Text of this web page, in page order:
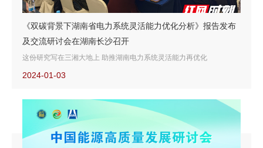
《双碳背景下湖南省电力系统灵活能力优化分析》报告发布
及交流研讨会在湖南长沙召开
这份研究写在三湘大地上 助推湖南电力系统灵活能力再优化
2024-01-03